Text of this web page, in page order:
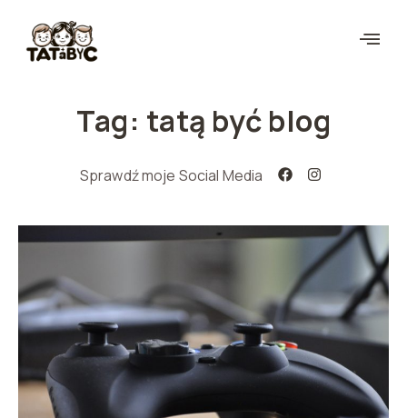
Tag: tatą być blog
Sprawdź moje Social Media